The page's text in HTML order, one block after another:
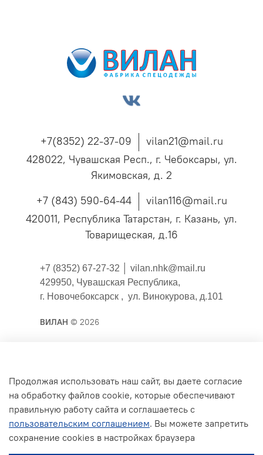
+7(8352) 22-37-09
vilan21@mail.ru
428022, Чувашская Респ., г. Чебоксары, ул.
Якимовская, д. 2
+7 (843) 590-64-44
vilan116@mail.ru
420011, Республика Татарстан, г. Казань, ул.
Товарищеская, д.16
+7 (8352) 67-27-32 │ vilan.nhk@mail.ru
429950, Чувашская Республика,
г. Новочебоксарск , ул. Винокурова, д.101
ВИЛАН © 2026
Публичная оферта
Согласие на обработку персональных данных для
сайта
Политика конфиденциальности
Продолжая использовать наш сайт, вы даете согласие
на обработку файлов cookie, которые обеспечивают
правильную работу сайта и соглашаетесь с
пользовательским соглашением. Вы можете запретить
сохранение cookies в настройках браузера